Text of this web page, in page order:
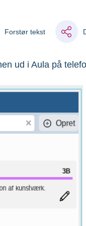
Forstør tekst
ud i Aula på